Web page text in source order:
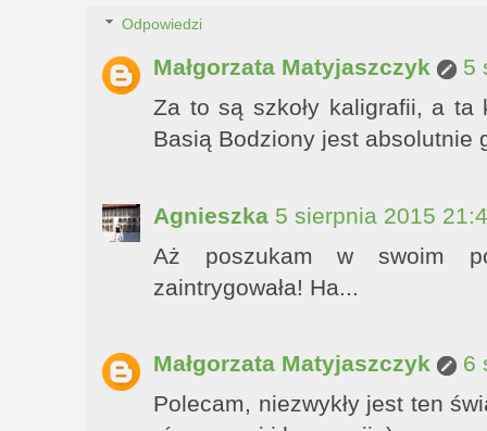
Odpowiedzi
Małgorzata Matyjaszczyk
5
Za to są szkoły kaligrafii, a ta
Basią Bodziony jest absolutnie
Agnieszka 5 sierpnia 2015
Aż poszukam w swoim
zaintrygowała! Ha...
Małgorzata Matyjaszczyk
6
Polecam, niezwykły jest ten